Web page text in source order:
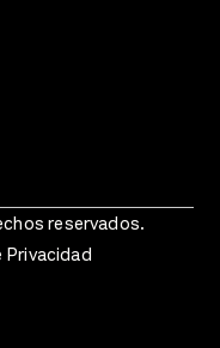
reservados.
Privacidad